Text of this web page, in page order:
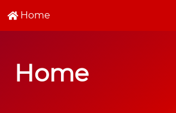
Home
Home